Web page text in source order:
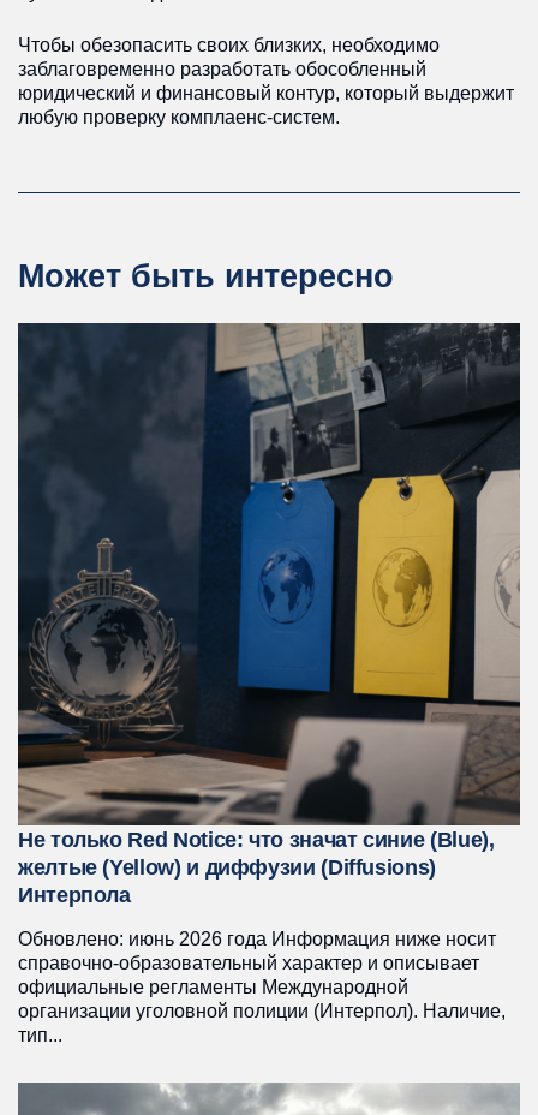
Чтобы обезопасить своих близких, необходимо
заблаговременно разработать обособленный
юридический и финансовый контур, который выдержит
любую проверку комплаенс-систем.
Может быть интересно
Не только Red Notice: что значат синие (Blue),
желтые (Yellow) и диффузии (Diffusions)
Интерпола
Обновлено: июнь 2026 года Информация ниже носит
справочно-образовательный характер и описывает
официальные регламенты Международной
организации уголовной полиции (Интерпол). Наличие,
тип...